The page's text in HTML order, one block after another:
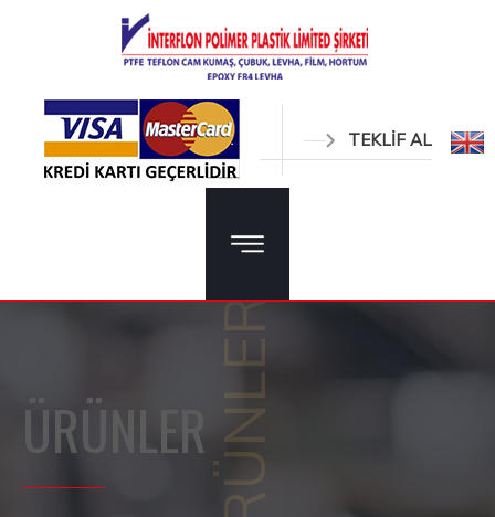
TEKLİF AL
ÜRÜNLER
ÜRÜNLER